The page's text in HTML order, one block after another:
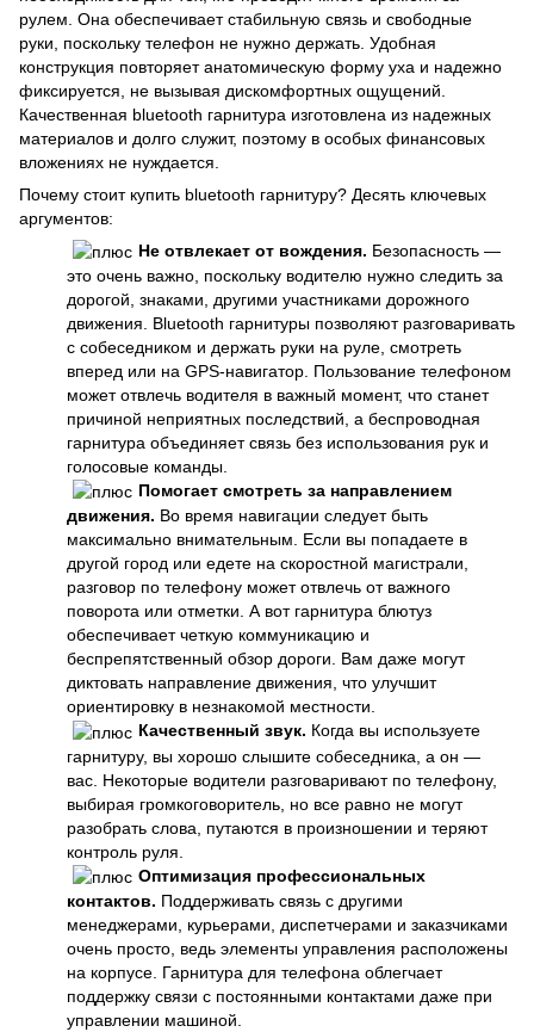
рулем. Она обеспечивает стабильную связь и свободные
руки, поскольку телефон не нужно держать. Удобная
конструкция повторяет анатомическую форму уха и надежно
фиксируется, не вызывая дискомфортных ощущений.
Качественная bluetooth гарнитура изготовлена из надежных
материалов и долго служит, поэтому в особых финансовых
вложениях не нуждается.
Почему стоит купить bluetooth гарнитуру? Десять ключевых
аргументов:
Не отвлекает от вождения. Безопасность —
это очень важно, поскольку водителю нужно следить за
дорогой, знаками, другими участниками дорожного
движения. Bluetooth гарнитуры позволяют разговаривать
с собеседником и держать руки на руле, смотреть
вперед или на GPS-навигатор. Пользование телефоном
может отвлечь водителя в важный момент, что станет
причиной неприятных последствий, а беспроводная
гарнитура объединяет связь без использования рук и
голосовые команды.
Помогает смотреть за направлением
движения. Во время навигации следует быть
максимально внимательным. Если вы попадаете в
другой город или едете на скоростной магистрали,
разговор по телефону может отвлечь от важного
поворота или отметки. А вот гарнитура блютуз
обеспечивает четкую коммуникацию и
беспрепятственный обзор дороги. Вам даже могут
диктовать направление движения, что улучшит
ориентировку в незнакомой местности.
Качественный звук. Когда вы используете
гарнитуру, вы хорошо слышите собеседника, а он —
вас. Некоторые водители разговаривают по телефону,
выбирая громкоговоритель, но все равно не могут
разобрать слова, путаются в произношении и теряют
контроль руля.
Оптимизация профессиональных
контактов. Поддерживать связь с другими
менеджерами, курьерами, диспетчерами и заказчиками
очень просто, ведь элементы управления расположены
на корпусе. Гарнитура для телефона облегчает
поддержку связи с постоянными контактами даже при
управлении машиной.